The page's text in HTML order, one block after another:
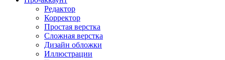
Редактор
Корректор
Простая верстка
Сложная верстка
Дизайн обложки
Иллюстрации